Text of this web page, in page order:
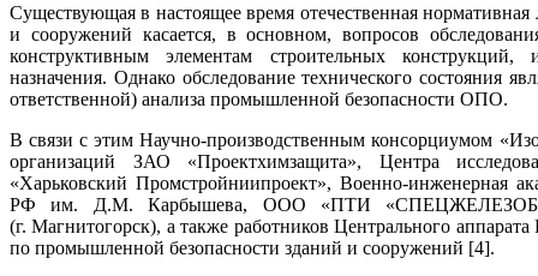
Существующая в настоящее время отечественная
и сооружений касается, в основном, вопросов
конструктивным элементам строительных
назначения. Однако обследование технического состояния
ответственной) анализа промышленной безопасности ОПО.
В связи с этим Научно-производственным консорциумом
организаций ЗАО «Проектхимзащита», Центра
«Харьковский Промстройниипроект», Военно-
РФ им. Д.М. Карбышева, ООО «ПТИ
(г. Магнитогорск), а также работников Центрального
по промышленной безопасности зданий и сооружений [4].